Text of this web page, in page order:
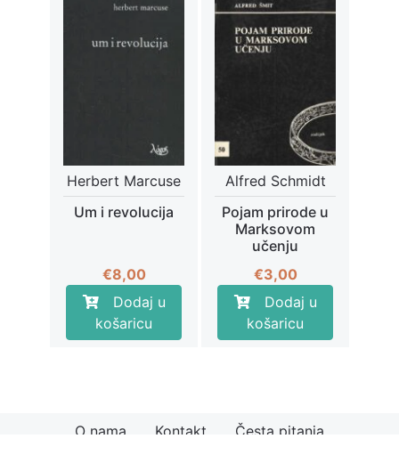
Herbert Marcuse
Um i revolucija
€8,00
Dodaj u
košaricu
Alfred Schmidt
Pojam prirode u
Marksovom
učenju
€3,00
Dodaj u
košaricu
O nama Kontakt
Česta pitanja